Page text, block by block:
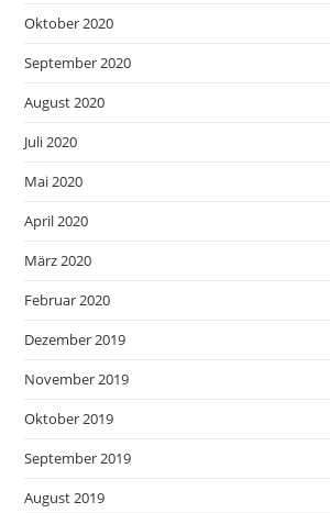
Oktober 2020
September 2020
August 2020
Juli 2020
Mai 2020
April 2020
März 2020
Februar 2020
Dezember 2019
November 2019
Oktober 2019
September 2019
August 2019